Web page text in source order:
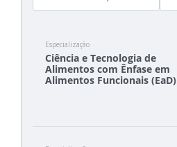
Especialização
Ciência e Tecnologia de
Alimentos com Ênfase em
Alimentos Funcionais (EaD)